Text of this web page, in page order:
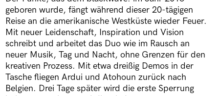
geboren wurde, fängt während dieser 20-tägigen
Reise an die amerikanische Westküste wieder Feuer.
Mit neuer Leidenschaft, Inspiration und Vision
schreibt und arbeitet das Duo wie im Rausch an
neuer Musik, Tag und Nacht, ohne Grenzen für den
kreativen Prozess. Mit etwa dreißig Demos in der
Tasche fliegen Ardui und Atohoun zurück nach
Belgien. Drei Tage später wird die erste Sperrung